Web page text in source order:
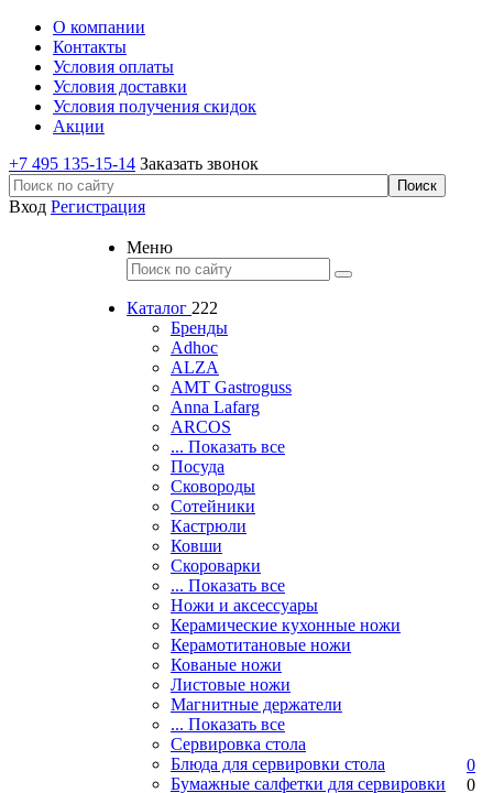
О компании
Контакты
Условия оплаты
Условия доставки
Условия получения скидок
Акции
+7 495 135-15-14 Заказать звонок
Вход Регистрация
Меню
Каталог 222
Бренды
Adhoc
ALZA
AMT Gastroguss
Anna Lafarg
ARCOS
... Показать все
Посуда
Сковороды
Сотейники
Кастрюли
Ковши
Скороварки
... Показать все
Ножи и аксессуары
Керамические кухонные ножи
Керамотитановые ножи
Кованые ножи
Листовые ножи
Магнитные держатели
... Показать все
Сервировка стола
Блюда для сервировки стола
Бумажные салфетки для сервировки
0
0